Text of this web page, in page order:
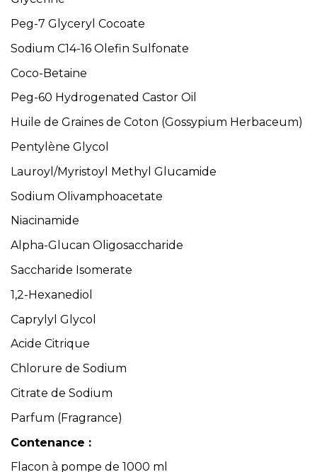
Peg-7 Glyceryl Cocoate
Sodium C14-16 Olefin Sulfonate
Coco-Betaine
Peg-60 Hydrogenated Castor Oil
Huile de Graines de Coton (Gossypium Herbaceum)
Pentylène Glycol
Lauroyl/Myristoyl Methyl Glucamide
Sodium Olivamphoacetate
Niacinamide
Alpha-Glucan Oligosaccharide
Saccharide Isomerate
1,2-Hexanediol
Caprylyl Glycol
Acide Citrique
Chlorure de Sodium
Citrate de Sodium
Parfum (Fragrance)
Contenance :
Flacon à pompe de 1000 ml